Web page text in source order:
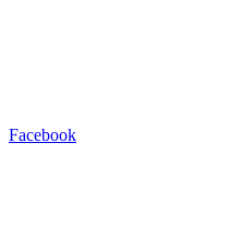
Facebook